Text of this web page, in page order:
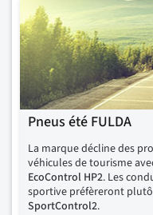
Pneus été FULDA
La marque décline des
véhicules de tourisme
EcoControl HP2. Les
sportive préfèreront
SportControl2.